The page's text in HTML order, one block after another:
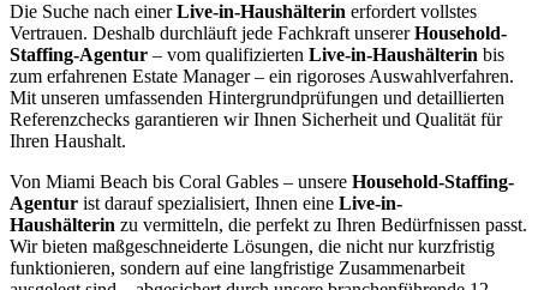
Die Suche nach einerLive-in-Haushälterin erfordert vollstes
Vertrauen. Deshalb durchläuft jede Fachkraft unsererHousehold-
Staffing-Agentur – vom qualifizierten Live-in-Haushälterin bis
zum erfahrenen Estate Manager – ein rigoroses Auswahlverfahren.
Mit unseren umfassenden Hintergrundprüfungen und detaillierten
Referenzchecks garantieren wir Ihnen Sicherheit und Qualität für
Ihren Haushalt.
Von Miami Beach bis Coral Gables – unsere Household-Staffing-
Agentur ist darauf spezialisiert, Ihnen eine Live-in-
Haushälterin zu vermitteln, die perfekt zu Ihren Bedürfnissen passt.
Wir bieten maßgeschneiderte Lösungen, die nicht nur kurzfristig
funktionieren, sondern auf eine langfristige Zusammenarbeit